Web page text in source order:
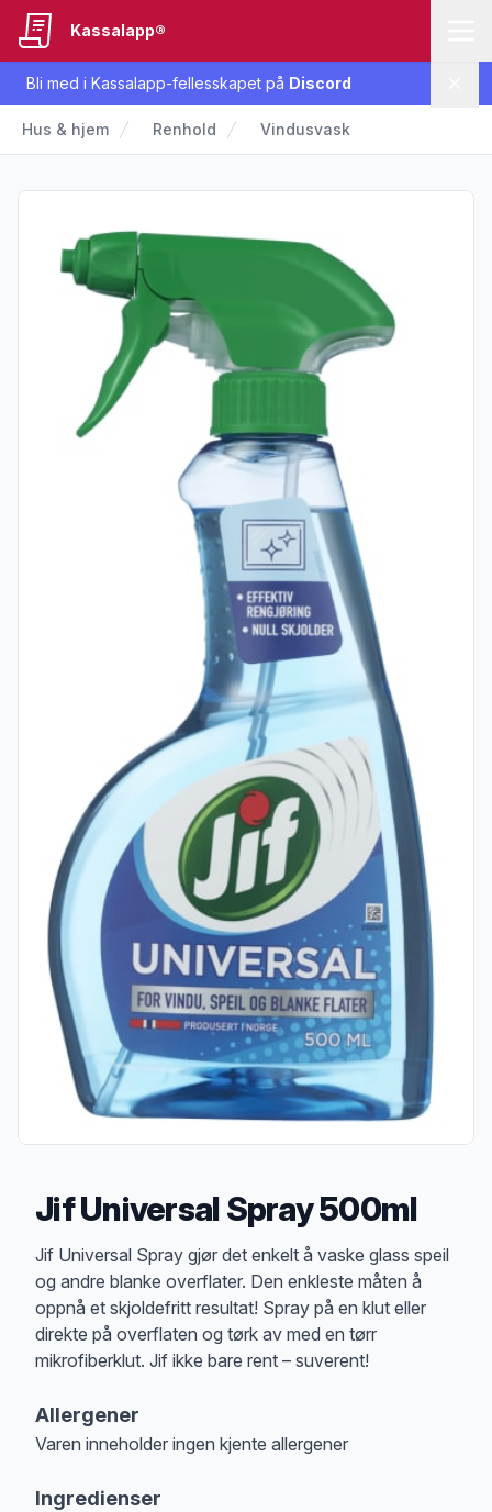
Bli med i Kassalapp-fellesskapet på Discord
Kassalapp®
Hus & hjem Renhold Vindusvask
Jif Universal Spray 500ml
Produktbeskrivelse
Jif Universal Spray gjør det enkelt å vaske glass speil
og andre blanke overflater. Den enkleste måten å
oppnå et skjoldefritt resultat! Spray på en klut eller
direkte på overflaten og tørk av med en tørr
mikrofiberklut. Jif ikke bare rent – suverent!
Allergener
Varen inneholder ingen kjente allergener
Ingredienser